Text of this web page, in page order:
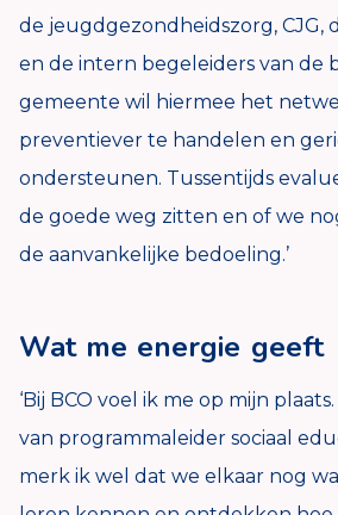
de jeugdgezondheidszorg, CJG,
en de intern begeleiders van de
gemeente wil hiermee het
preventiever te handelen en
ondersteunen. Tussentijds
de goede weg zitten en of we
de aanvankelijke bedoeling.’
Wat me energie geeft
‘Bij BCO voel ik me op mijn
van programmaleider sociaal
merk ik wel dat we elkaar nog